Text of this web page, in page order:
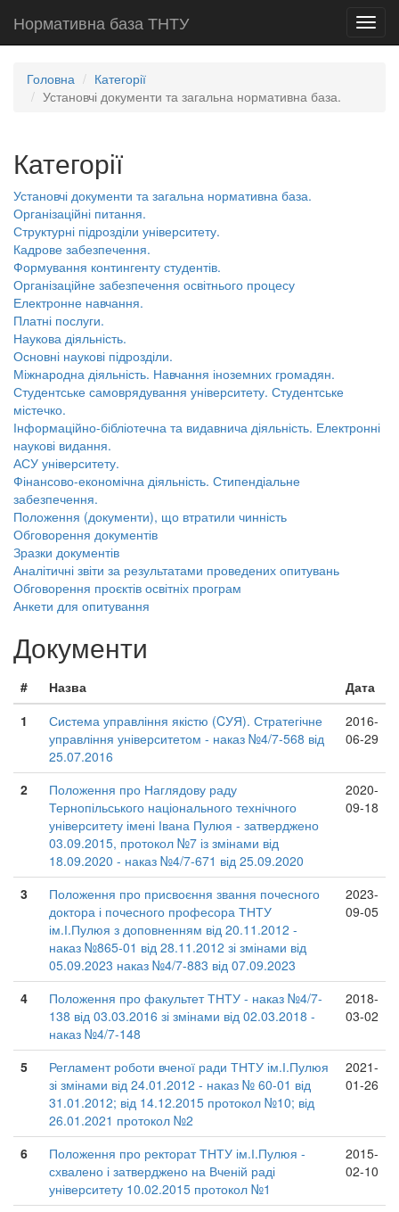
Нормативна база ТНТУ
Головна
Категорії
Установчі документи та загальна нормативна база.
Категорії
Установчі документи та загальна нормативна база.
Організаційні питання.
Структурні підрозділи університету.
Кадрове забезпечення.
Формування контингенту студентів.
Організаційне забезпечення освітнього процесу
Електронне навчання.
Платні послуги.
Наукова діяльність.
Основні наукові підрозділи.
Міжнародна діяльність. Навчання іноземних громадян.
Студентське самоврядування університету. Студентське
містечко.
Інформаційно-бібліотечна та видавнича діяльність. Електронні
наукові видання.
АСУ університету.
Фінансово-економічна діяльність. Стипендіальне
забезпечення.
Положення (документи), що втратили чинність
Обговорення документів
Зразки документів
Аналітичні звіти за результатами проведених опитувань
Обговорення проєктів освітніх програм
Анкети для опитування
Документи
# Назва
Дата
1
Система управління якістю (CУЯ). Стратегічне
управління університетом - наказ №4/7-568 від
25.07.2016
2016-
06-29
2
Положення про Наглядову раду
Тернопільського національного технічного
університету імені Івана Пулюя - затверджено
03.09.2015, протокол №7 із змінами від
18.09.2020 - наказ №4/7-671 від 25.09.2020
2020-
09-18
3
Положення про присвоєння звання почесного
доктора і почесного професора ТНТУ
ім.І.Пулюя з доповненням від 20.11.2012 -
наказ №865-01 від 28.11.2012 зі змінами від
05.09.2023 наказ №4/7-883 від 07.09.2023
2023-
09-05
4
Положення про факультет ТНТУ - наказ №4/7-
138 від 03.03.2016 зі змінами від 02.03.2018 -
наказ №4/7-148
2018-
03-02
5
Регламент роботи вченої ради ТНТУ ім.І.Пулюя
зі змінами від 24.01.2012 - наказ № 60-01 від
31.01.2012; від 14.12.2015 протокол №10; від
26.01.2021 протокол №2
2021-
01-26
6
Положення про ректорат ТНТУ ім.І.Пулюя -
схвалено і затверджено на Вченій раді
університету 10.02.2015 протокол №1
2015-
02-10